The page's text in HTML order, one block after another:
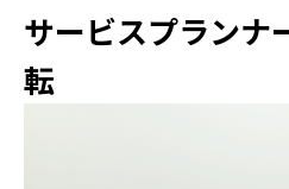
サービスプランナ
転